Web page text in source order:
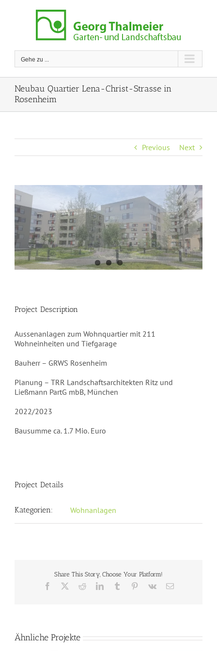
Gehe zu ...
Neubau Quartier Lena-Christ-Strasse in
Rosenheim
Previous Next
Project Description
Aussenanlagen zum Wohnquartier mit 211
Wohneinheiten und Tiefgarage
Bauherr – GRWS Rosenheim
Planung – TRR Landschaftsarchitekten Ritz und
Ließmann PartG mbB, München
2022/2023
Bausumme ca. 1.7 Mio. Euro
Project Details
Kategorien: Wohnanlagen
Share This Story, Choose Your Platform!
Facebook RedditLinkedInTumblr Pinterest
Vk
E-
Ähnliche Projekte